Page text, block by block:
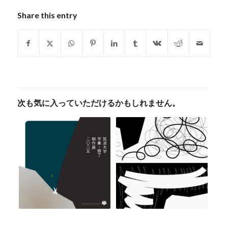
Share this entry
次も気に入っていただけるかもしれません。